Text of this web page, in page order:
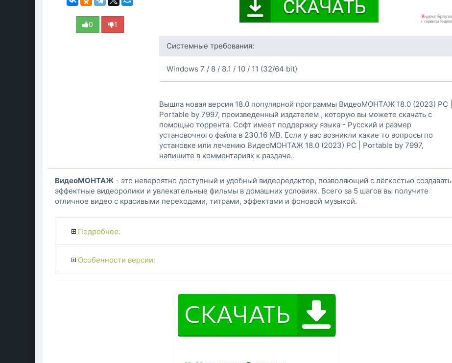
0 1
Системные требования:
Windows 7 / 8 / 8.1 / 10 / 11 (32/64 bit)
Вышла новая версия 18.0 популярной программы ВидеоМОНТАЖ 18.0 (2023) PC |
Portable by 7997, произведенный издателем , которую вы можете скачать с
помощью торрента. Софт имеет поддержку языка - Русский и размер
установочного файла в 230.16 MB. Если у вас возникли какие то вопросы по
установке или лечению ВидеоМОНТАЖ 18.0 (2023) PC | Portable by 7997,
напишите в комментариях к раздаче.
ВидеоМОНТАЖ - это невероятно доступный и удобный видеоредактор, позволяющий с лёгкостью создавать
эффектные видеоролики и увлекательные фильмы в домашних условиях. Всего за 5 шагов вы получите
отличное видео с красивыми переходами, титрами, эффектами и фоновой музыкой.
Подробнее:
Особенности версии: